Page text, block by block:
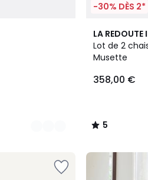
-30% DÈS 2*
LA REDOUTE
Lot de 2
Musette
358,00 €
5
/
5
5
/